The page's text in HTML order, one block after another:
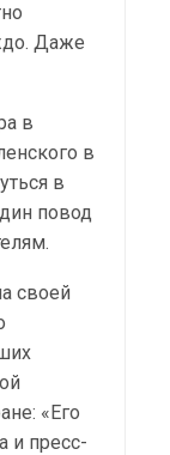
Даже
в
в
в
повод
своей
«Его
и пресс-